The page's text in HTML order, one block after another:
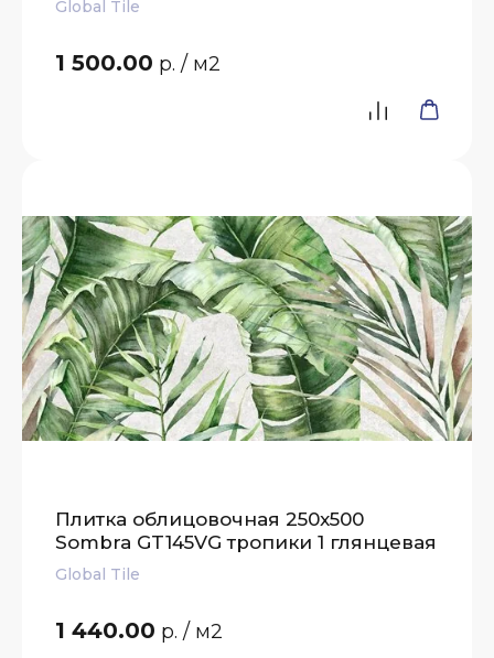
Global Tile
1 500.00 р. / м2
Плитка облицовочная 250x500
Sombra GT145VG тропики 1 глянцевая
Global Tile
1 440.00 р. / м2